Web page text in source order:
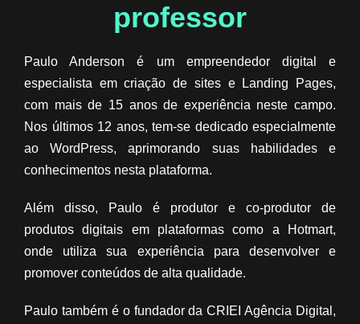
professor​
Paulo Anderson é um empreendedor digital e
especialista em criação de sites e Landing Pages,
com mais de 15 anos de experiência neste campo.
Nos últimos 12 anos, tem-se dedicado especialmente
ao WordPress, aprimorando suas habilidades e
conhecimentos nesta plataforma.
Além disso, Paulo é produtor e co-produtor de
produtos digitais em plataformas como a Hotmart,
onde utiliza sua experiência para desenvolver e
promover conteúdos de alta qualidade.
Paulo também é o fundador da CRIEI Agência Digital,